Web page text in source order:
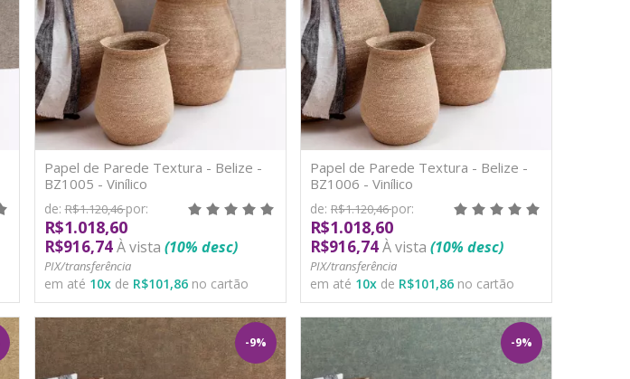
Papel de Parede Textura - Belize -
BZ1005 - Vinílico
de: R$1.120,46por:
R$1.018,60
R$916,74 À vista (10% desc)
PIX/transferência
em até 10xde R$101,86no cartão
Papel de Parede Textura - Belize -
BZ1006 - Vinílico
de: R$1.120,46por:
R$1.018,60
R$916,74À vista (10% desc)
PIX/transferência
em até 10xde R$101,86no cartão
-9% -9%